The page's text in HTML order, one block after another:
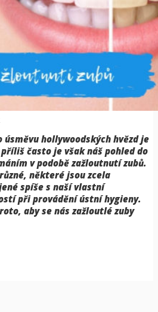
hollywoodských hvězd je
často je však náš pohled do
v podobě zažloutnutí zubů.
některé jsou zcela
spíše s naší vlastní
při provádění ústní hygieny.
aby se nás zažloutlé zuby